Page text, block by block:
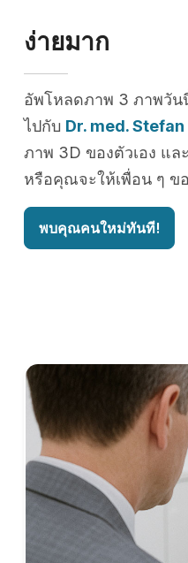
ง่ายมาก
อัพโหลดภาพ 3 ภาพวัน
ไปกับ Dr. med.
ภาพ 3D ของตัวเอง แ
หรือคุณจะให้เพื่อน ๆ ข
พบคุณคนใหม่ทันที!